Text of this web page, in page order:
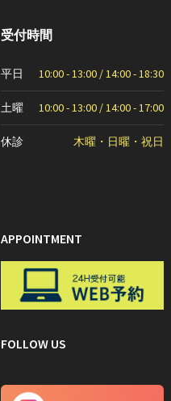
受付時間
平日 10:00 - 13:00 / 14:00 - 18:30
土曜 10:00 - 13:00 / 14:00 - 17:00
休診 木曜・日曜・祝日
APPOINTMENT
FOLLOW US